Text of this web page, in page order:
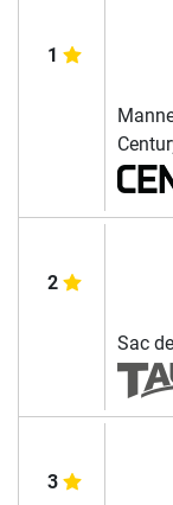
1
2
Sac
3